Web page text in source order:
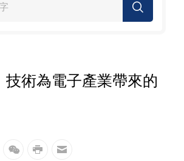
技術為電子產業帶來的